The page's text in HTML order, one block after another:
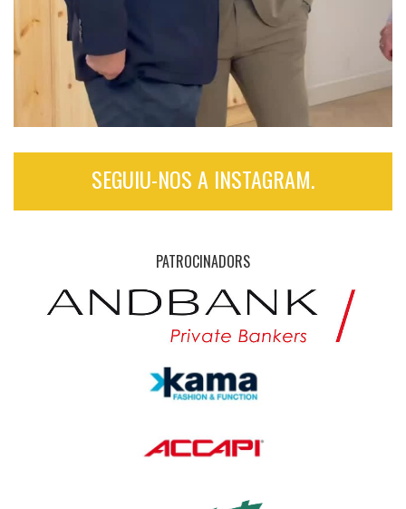
SEGUIU-NOS A INSTAGRAM.
PATROCINADORS